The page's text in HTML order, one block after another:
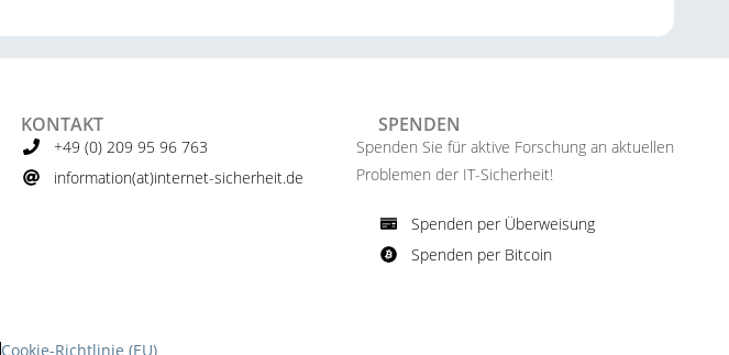
KONTAKT
+49 (0) 209 95 96 763
information(at)internet-sicherheit.de ​
SPENDEN
Spenden Sie für aktive Forschung an aktuellen
Problemen der IT-Sicherheit!​
Spenden per Überweisung​
Spenden per Bitcoin​
Cookie-Richtlinie (EU)